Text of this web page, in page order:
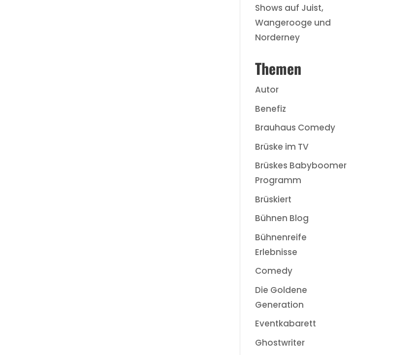
Shows auf Juist,
Wangerooge und
Norderney
Themen
Autor
Benefiz
Brauhaus Comedy
Brüske im TV
Brüskes Babyboomer
Programm
Brüskiert
Bühnen Blog
Bühnenreife
Erlebnisse
Comedy
Die Goldene
Generation
Eventkabarett
Ghostwriter